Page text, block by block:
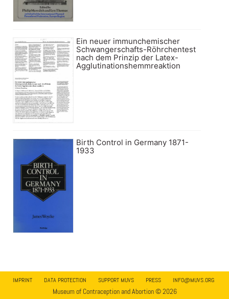
Ein neuer immunchemischer
Schwangerschafts-Röhrchentest
nach dem Prinzip der Latex-
Agglutinationshemmreaktion
Birth Control in Germany 1871-
1933
IMPRINT DATA PROTECTION SUPPORT MUVS PRESS INFO@MUVS.ORG
Museum of Contraception and Abortion © 2026